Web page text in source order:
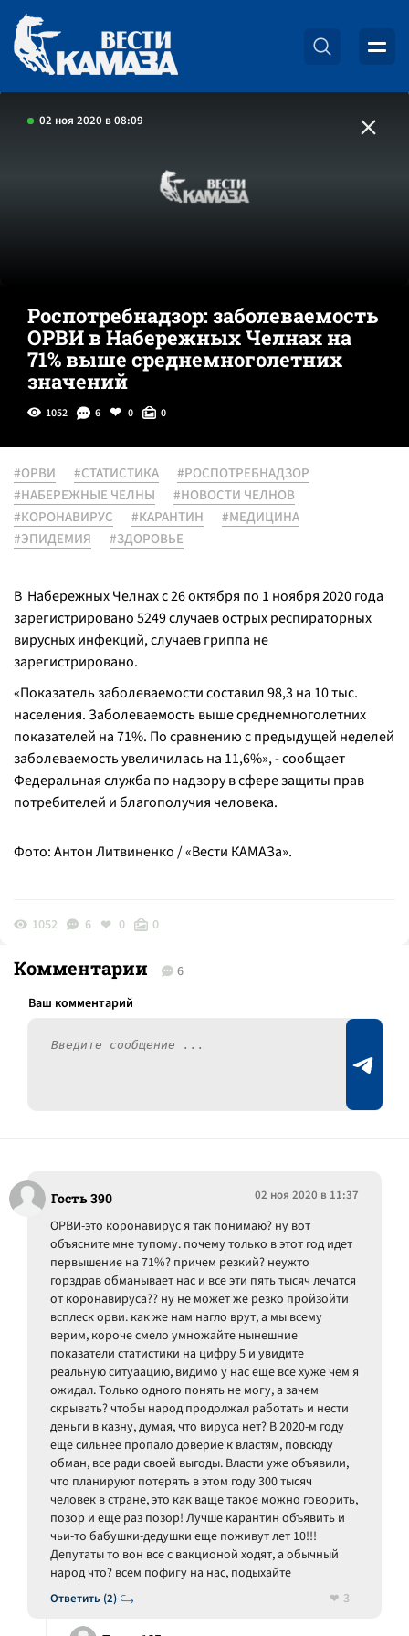
02 ноя 2020 в 08:09
Роспотребнадзор: заболеваемость
ОРВИ в Набережных Челнах на
71% выше среднемноголетних
значений
1052 6 0 0
#ОРВИ #СТАТИСТИКА
#РОСПОТРЕБНАДЗОР
#НАБЕРЕЖНЫЕ ЧЕЛНЫ
#НОВОСТИ ЧЕЛНОВ
#КОРОНАВИРУС
#КАРАНТИН
#МЕДИЦИНА
#ЭПИДЕМИЯ
#ЗДОРОВЬЕ
В Набережных Челнах с 26 октября по 1 ноября 2020 года
зарегистрировано 5249 случаев острых респираторных
вирусных инфекций, случаев гриппа не
зарегистрировано.
«Показатель заболеваемости составил 98,3 на 10 тыс.
населения. Заболеваемость выше среднемноголетних
показателей на 71%. По сравнению с предыдущей неделей
заболеваемость увеличилась на 11,6%», - сообщает
Федеральная служба по надзору в сфере защиты прав
потребителей и благополучия человека.
Фото: Антон Литвиненко / «Вести КАМАЗа».
1052 6 0 0
Комментарии 6
Гость 390 02 ноя 2020 в 11:37
Ответить (2)
ОРВИ-это коронавирус я так понимаю? ну вот
объясните мне тупому. почему только в этот год идет
первышение на 71%? причем резкий? неужто
горздрав обманывает нас и все эти пять тысяч лечатся
от коронавируса?? ну не может же резко пройзойти
всплеск орви. как же нам нагло врут, а мы всему
верим, короче смело умножайте нынешние
показатели статистики на цифру 5 и увидите
реальную ситуаацию, видимо у нас еще все хуже чем я
ожидал. Только одного понять не могу, а зачем
скрывать? чтобы народ продолжал работать и нести
деньги в казну, думая, что вируса нет? В 2020-м году
еще сильнее пропало доверие к властям, повсюду
обман, все ради своей выгоды. Власти уже объявили,
что планируют потерять в этом году 300 тысяч
человек в стране, это как ваще такое можно говорить,
позор и еще раз позор! Лучше карантин объявить и
чьи-то бабушки-дедушки еще поживут лет 10!!!
Депутаты то вон все с вакционой ходят, а обычный
народ что? всем пофигу на нас, подыхайте
3